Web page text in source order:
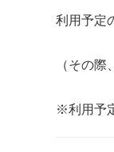
利用予定
（その
※利用予